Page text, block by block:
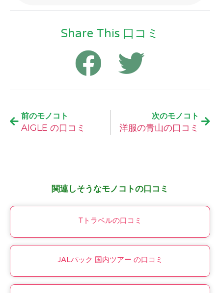
Share This 口コミ
前のモノコト
AIGLE の口コミ
次のモノコト
洋服の青山の口コミ
関連しそうなモノコトの口コミ
Tトラベルの口コミ
JALパック 国内ツアー の口コミ